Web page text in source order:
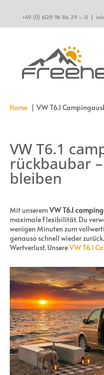
+49 (0) 6128 96 86 29 – 0 |
Home VW T6.1
VW T6.1
rückbaubar
bleiben
Mit unseremVW T6.1
maximale Flexibilität. Du
wenigen Minuten zum
genauso schnell wieder
Wertverlust. UnsereVW T6.1